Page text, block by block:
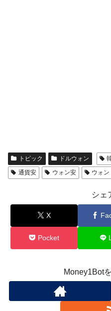
トピック ドルウォン
通貨安
ウォン安 ウォン
シェ
X
Pocket
Money1Bot